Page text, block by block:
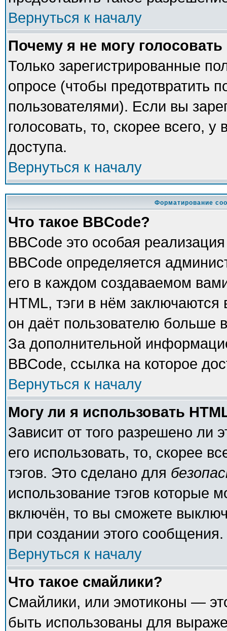
Вернуться к началу
Почему я не могу
Только зарегистрированные
опросе (чтобы предотвратить
пользователями). Если вы
голосовать, то, скорее всего,
доступа.
Вернуться к началу
Форматирование
Что такое BBCode?
BBCode это особая
BBCode определяется
его в каждом создаваемом
HTML, тэги в нём
он даёт пользователю больше
За дополнительной
BBCode, ссылка на которое
Вернуться к началу
Могу ли я использовать
Зависит от того разрешено ли
его использовать, то, скорее
тэгов. Это сделано для
использование тэгов которые
включён, то вы сможете
при создании этого сообщения.
Вернуться к началу
Что такое смайлики?
Смайлики, или эмотиконы —
быть использованы для